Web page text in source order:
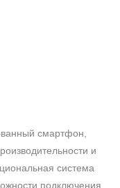
смартфон,
и
система
подключения